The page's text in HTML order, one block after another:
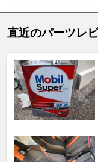
直近のパーツレ